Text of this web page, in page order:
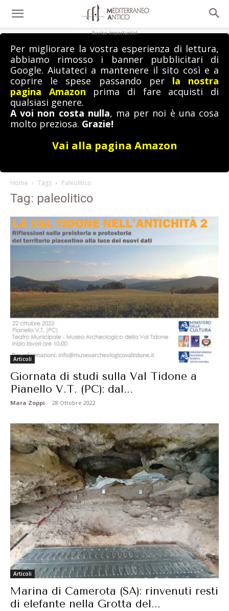
Avviso importante!
Per migliorare la vostra esperienza di lettura,
abbiamo rimosso i banner pubblicitari di
Google. Aiutateci a mantenere il sito così e a
coprire le spese passando per la nostra
pagina Amazon prima di fare acquisti di
qualsiasi genere.
A voi non costa nulla, ma per noi è una cosa
molto preziosa. Grazie!
Vai alla pagina Amazon
Home Tags Paleolitico
Tag: paleolitico
Articoli
Giornata di studi sulla Val Tidone a
Pianello V.T. (PC): dal...
Mara Zoppi - 28 Ottobre 2022
Articoli
Marina di Camerota (SA): rinvenuti resti
di elefante nella Grotta del...